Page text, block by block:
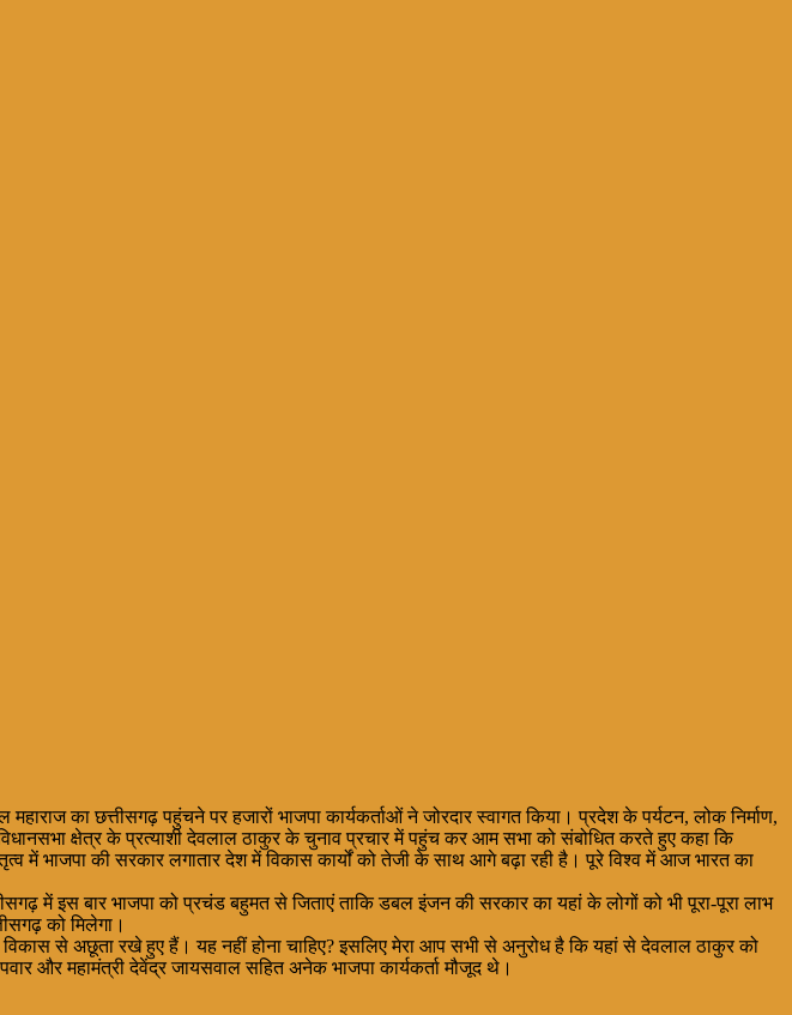
का छत्तीसगढ़ पहुंचने पर हजारों भाजपा कार्यकर्ताओं ने जोरदार स्वागत किया। प्रदेश के पर्यटन, लोक निर्माण,
विधानसभा क्षेत्र के प्रत्याशी देवलाल ठाकुर के चुनाव प्रचार में पहुंच कर आम सभा को संबोधित करते हुए कहा कि
भाजपा की सरकार लगातार देश में विकास कार्यों को तेजी के साथ आगे बढ़ा रही है। पूरे विश्व में आज भारत का
में इस बार भाजपा को प्रचंड बहुमत से जिताएं ताकि डबल इंजन की सरकार का यहां के लोगों को भी पूरा-पूरा लाभ
को मिलेगा।
से अछूता रखे हुए हैं। यह नहीं होना चाहिए? इसलिए मेरा आप सभी से अनुरोध है कि यहां से देवलाल ठाकुर को
और महामंत्री देवेंद्र जायसवाल सहित अनेक भाजपा कार्यकर्ता मौजूद थे।